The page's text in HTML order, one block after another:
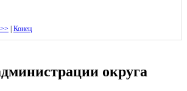
>> | Конец
округа